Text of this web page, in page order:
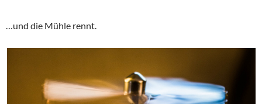
…und die Mühle rennt.